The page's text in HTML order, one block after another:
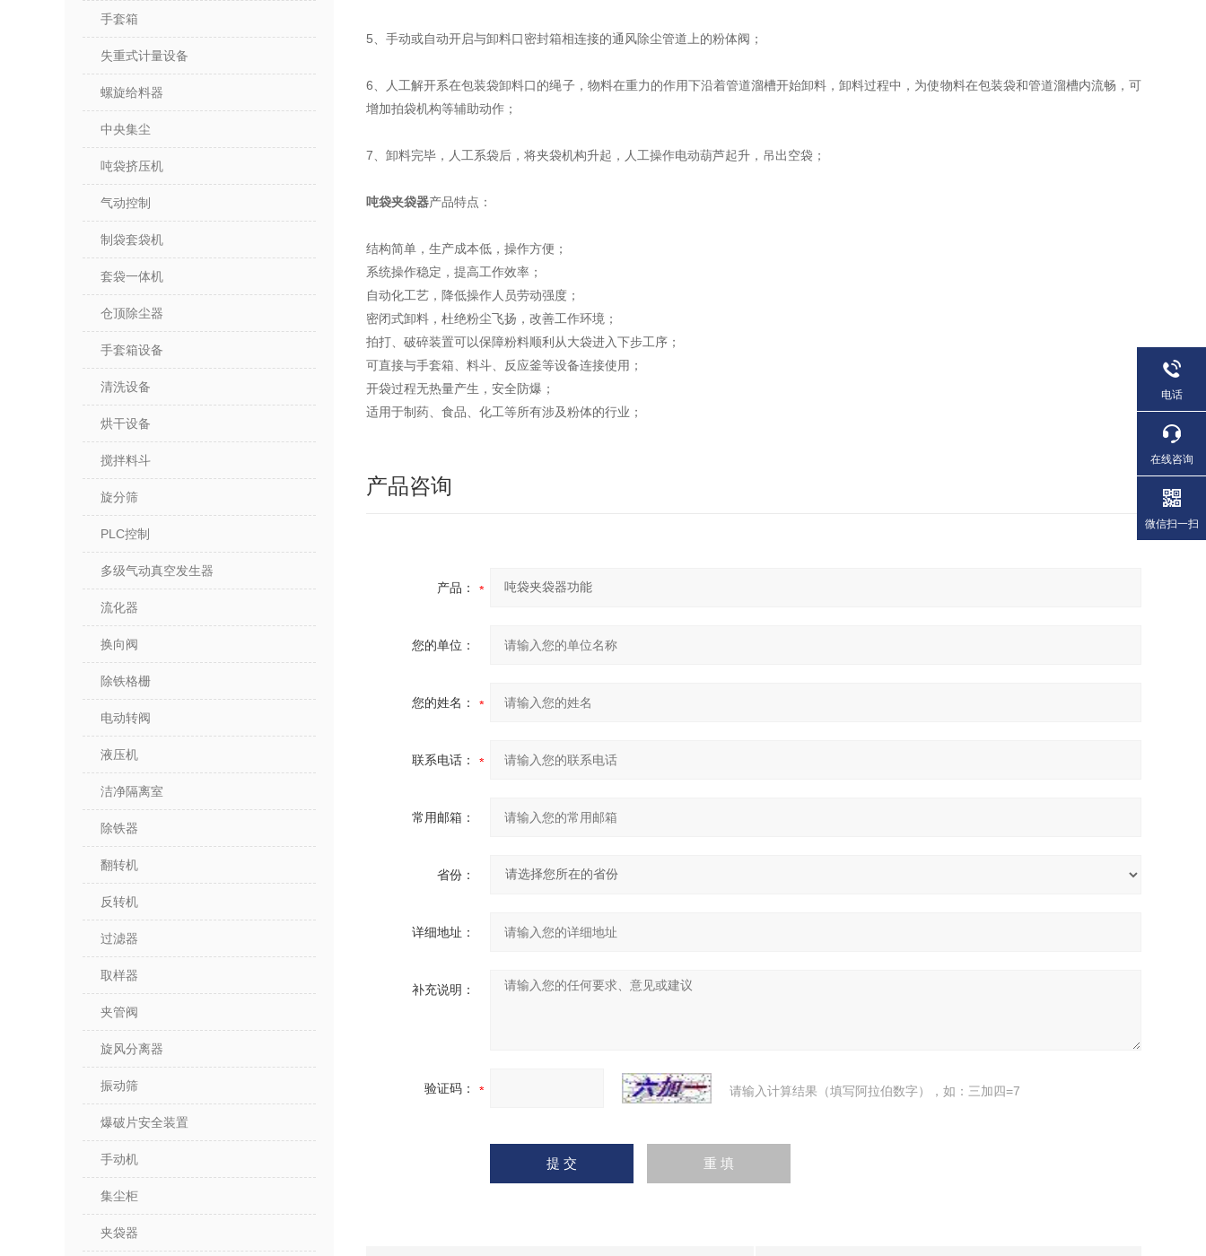
5、手动或自动开启与卸料口密封箱相连接的通风除尘管道上的粉体阀；
6、人工解开系在包装袋卸料口的绳子，物料在重力的作用下沿着管道溜槽开始卸料，卸料过程中，为使物料在包装袋和管道溜槽内流畅，可
增加拍袋机构等辅助动作；
7、卸料完毕，人工系袋后，将夹袋机构升起，人工操作电动葫芦起升，吊出空袋；
吨袋夹袋器产品特点：
结构简单，生产成本低，操作方便；
系统操作稳定，提高工作效率；
自动化工艺，降低操作人员劳动强度；
密闭式卸料，杜绝粉尘飞扬，改善工作环境；
拍打、破碎装置可以保障粉料顺利从大袋进入下步工序；
可直接与手套箱、料斗、反应釜等设备连接使用；
开袋过程无热量产生，安全防爆；
适用于制药、食品、化工等所有涉及粉体的行业；
产品咨询
产品：
您的单位：
您的姓名：
联系电话：
常用邮箱：
省份：
详细地址：
补充说明：
验证码： 请输入计算结果（填写阿拉伯数字），如：三加四=7
手套箱
失重式计量设备
螺旋给料器
中央集尘
吨袋挤压机
气动控制
制袋套袋机
套袋一体机
仓顶除尘器
手套箱设备
清洗设备
烘干设备
搅拌料斗
旋分筛
PLC控制
多级气动真空发生器
流化器
换向阀
除铁格栅
电动转阀
液压机
洁净隔离室
除铁器
翻转机
反转机
过滤器
取样器
夹管阀
旋风分离器
振动筛
爆破片安全装置
手动机
集尘柜
夹袋器
电话
在线咨询
微信扫一扫